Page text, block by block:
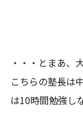
・・・とまあ、
こちらの塾長は
は10時間勉強し